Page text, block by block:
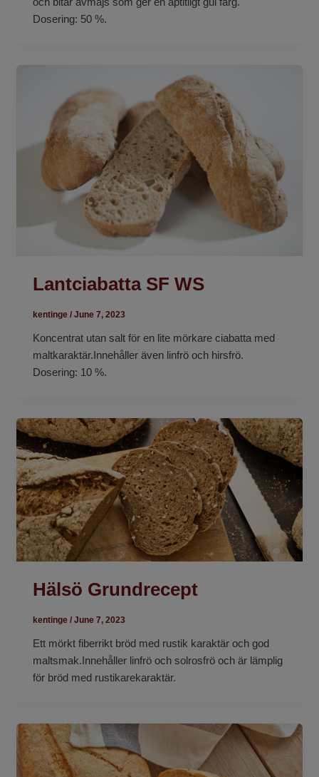
Dosering: 50 %.
Lantciabatta SF WS
kentinge / June 7, 2023
Koncentrat utan salt för en lite mörkare ciabatta med
maltkaraktär.Innehåller även linfrö och hirsfrö.
Dosering: 10 %.
Hälsö Grundrecept
kentinge / June 7, 2023
Ett mörkt fiberrikt bröd med rustik karaktär och god
maltsmak.Innehåller linfrö och solrosfrö och är lämplig
för bröd med rustikarekaraktär.